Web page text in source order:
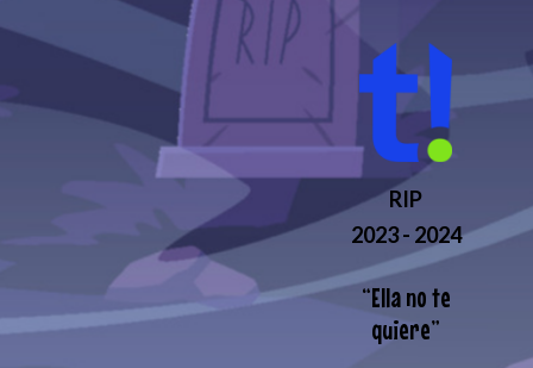
RIP
2023 - 2024
“Ella no te
quiere”